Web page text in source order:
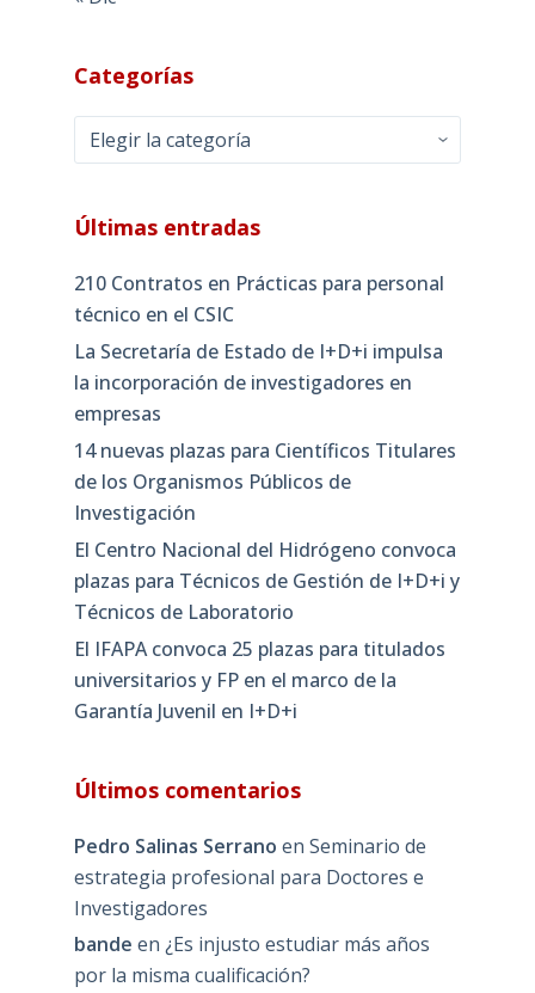
Categorías
Categorías
Últimas entradas
210 Contratos en Prácticas para personal
técnico en el CSIC
La Secretaría de Estado de I+D+i impulsa
la incorporación de investigadores en
empresas
14 nuevas plazas para Científicos Titulares
de los Organismos Públicos de
Investigación
El Centro Nacional del Hidrógeno convoca
plazas para Técnicos de Gestión de I+D+i y
Técnicos de Laboratorio
El IFAPA convoca 25 plazas para titulados
universitarios y FP en el marco de la
Garantía Juvenil en I+D+i
Últimos comentarios
Pedro Salinas Serrano en Seminario de
estrategia profesional para Doctores e
Investigadores
bande en ¿Es injusto estudiar más años
por la misma cualificación?